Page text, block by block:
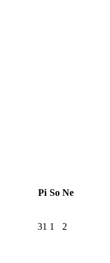
Pi So Ne
31 1 2